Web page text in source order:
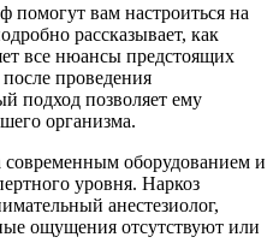
вам настроиться на
рассказывает, как
все нюансы предстоящих
проведения
подход позволяет ему
организма.
оборудованием и
уровня. Наркоз
анестезиолог,
ощущения отсутствуют или